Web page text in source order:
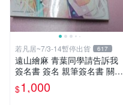
若凡居~7/3-14暫停出貨 617
遠山繪麻 青葉同學請告訴我
簽名書 簽名 親筆簽名書 關鍵
字： 四月一日同學命理缺我
$1,000